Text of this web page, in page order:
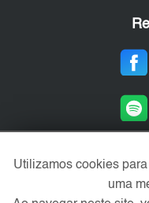
Área
Utilizamos cookies
uma